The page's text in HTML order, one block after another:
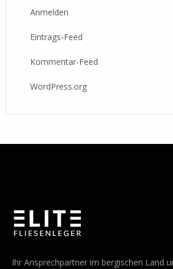
Anmelden
Eintrags-Feed
Kommentar-Feed
WordPress.org
Ihr Ansprechpartner im bergischen Land